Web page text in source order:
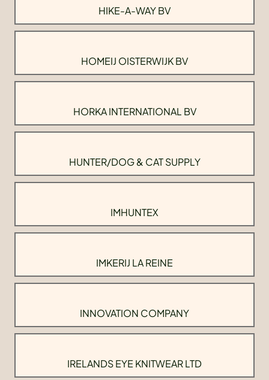
HIKE-A-WAY BV
HOMEIJ OISTERWIJK BV
HORKA INTERNATIONAL BV
HUNTER/DOG & CAT SUPPLY
IMHUNTEX
IMKERIJ LA REINE
INNOVATION COMPANY
IRELANDS EYE KNITWEAR LTD